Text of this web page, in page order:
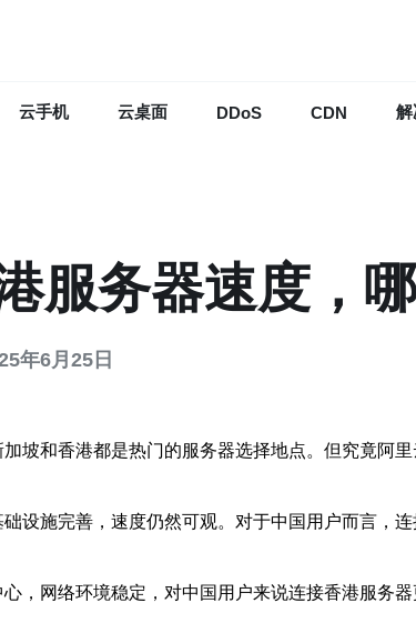
云手机 云桌面 DDoS CDN 解
服务器速度，
年6月25日
坡和香港都是热门的服务器选择地点。但究竟阿
设施完善，速度仍然可观。对于中国用户而言，
，网络环境稳定，对中国用户来说连接香港服务